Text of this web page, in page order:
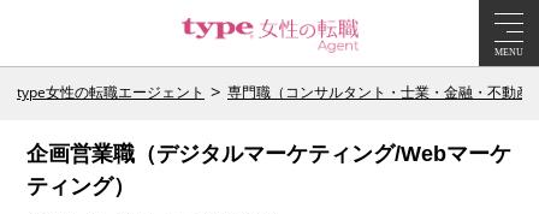
MENU
type女性の転職エージェント 専門職（コンサルタント・士業・金融・不動産
企画営業職（デジタルマーケティング/Webマーケ
ティング）